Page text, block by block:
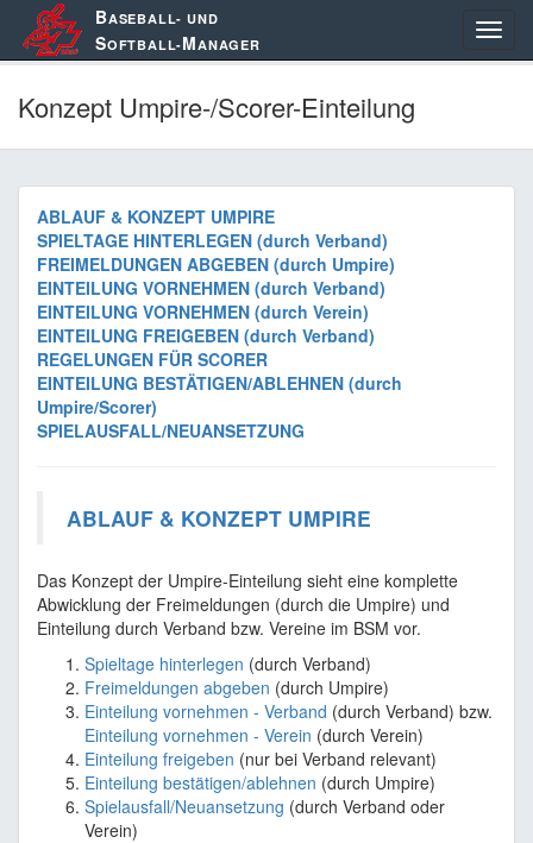
BASEBALL- UND
SOFTBALL-MANAGER
Konzept Umpire-/Scorer-Einteilung
ABLAUF & KONZEPT UMPIRE
SPIELTAGE HINTERLEGEN (durch Verband)
FREIMELDUNGEN ABGEBEN (durch Umpire)
EINTEILUNG VORNEHMEN (durch Verband)
EINTEILUNG VORNEHMEN (durch Verein)
EINTEILUNG FREIGEBEN (durch Verband)
REGELUNGEN FÜR SCORER
EINTEILUNG BESTÄTIGEN/ABLEHNEN (durch
Umpire/Scorer)
SPIELAUSFALL/NEUANSETZUNG
ABLAUF & KONZEPT UMPIRE
Das Konzept der Umpire-Einteilung sieht eine komplette
Abwicklung der Freimeldungen (durch die Umpire) und
Einteilung durch Verband bzw. Vereine im BSM vor.
Spieltage hinterlegen (durch Verband)
Freimeldungen abgeben (durch Umpire)
Einteilung vornehmen - Verband (durch Verband) bzw.
Einteilung vornehmen - Verein (durch Verein)
Einteilung freigeben (nur bei Verband relevant)
Einteilung bestätigen/ablehnen (durch Umpire)
Spielausfall/Neuansetzung (durch Verband oder
Verein)